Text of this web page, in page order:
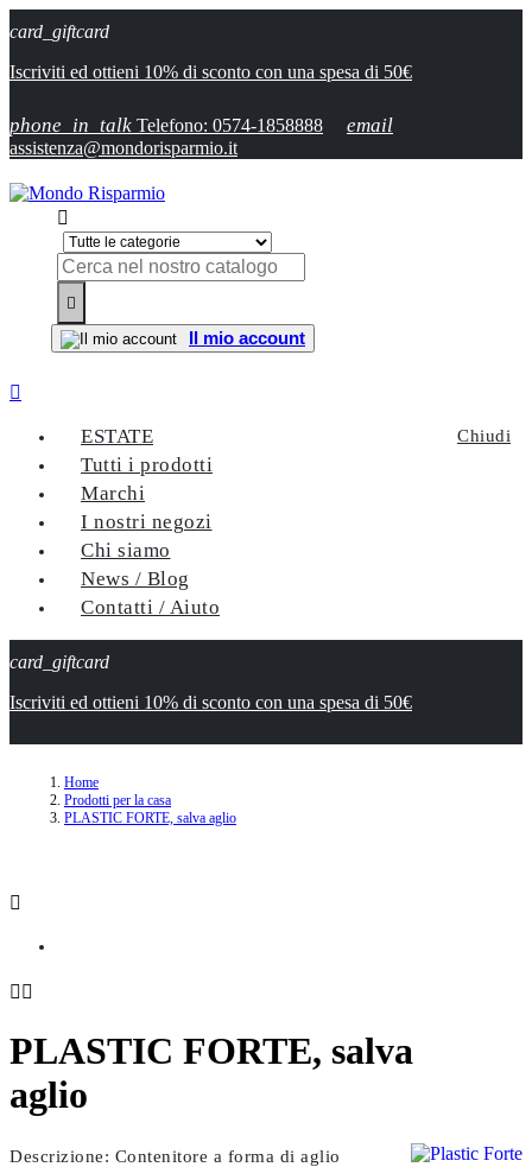
card_giftcard
Iscriviti ed ottieni 10% di sconto con una spesa di 50€
phone_in_talk Telefono: 0574-1858888 email
assistenza@mondorisparmio.it


Il mio account

Chiudi
ESTATE
Tutti i prodotti
Marchi
I nostri negozi
Chi siamo
News / Blog
Contatti / Aiuto
card_giftcard
Iscriviti ed ottieni 10% di sconto con una spesa di 50€
Home
Prodotti per la casa
PLASTIC FORTE, salva aglio

 
PLASTIC FORTE, salva
aglio
Descrizione: Contenitore a forma di aglio